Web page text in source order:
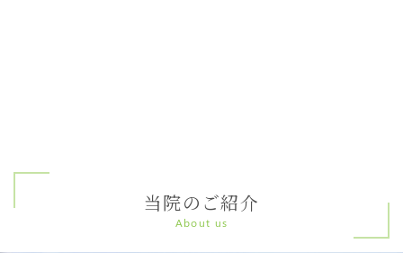
当院のご紹介
About us